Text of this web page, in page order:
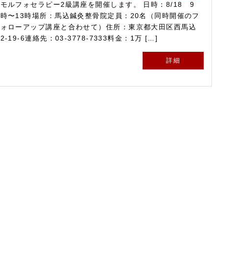
モルフォセラピー2級講座を開催します。 日時：8/18 9
時〜13時場所：馬込鍼灸整骨院定員：20名（同時開催のフ
ォローアップ講座と合わせて）住所：東京都大田区西馬込
2-19-6連絡先：03-3778-7333料金：1万 […]
詳細